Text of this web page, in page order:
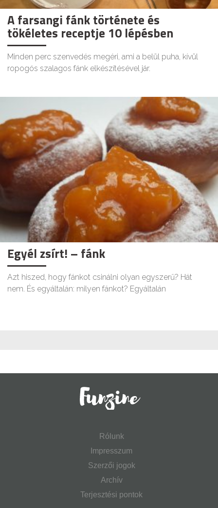
A farsangi fánk története és
tökéletes receptje 10 lépésben
Minden perc szenvedés megéri, ami a belül puha, kívül
ropogós szalagos fánk elkészítésével jár.
Egyél zsírt! – fánk
Azt hiszed, hogy fánkot csinálni olyan egyszerű? Hát
nem. És egyáltalán: milyen fánkot? Egyáltalán
Rólunk
Impresszum
Szerzői jogok
Archív
Terjesztési pontok